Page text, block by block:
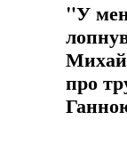
"У
про